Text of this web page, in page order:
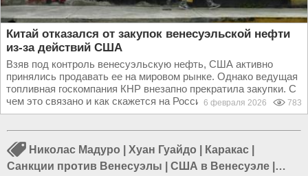
Китай отказался от закупок венесуэльской нефти
из-за действий США
Взяв под контроль венесуэльскую нефть, США активно
принялись продавать ее на мировом рынке. Однако ведущая
топливная госкомпания КНР внезапно прекратила закупки. С
чем это связано и как скажется на России – в...6 февраля 2026 783
Николас Мадуро Хуан Гуайдо Каракас
Санкции против Венесуэлы
США в Венесуэле